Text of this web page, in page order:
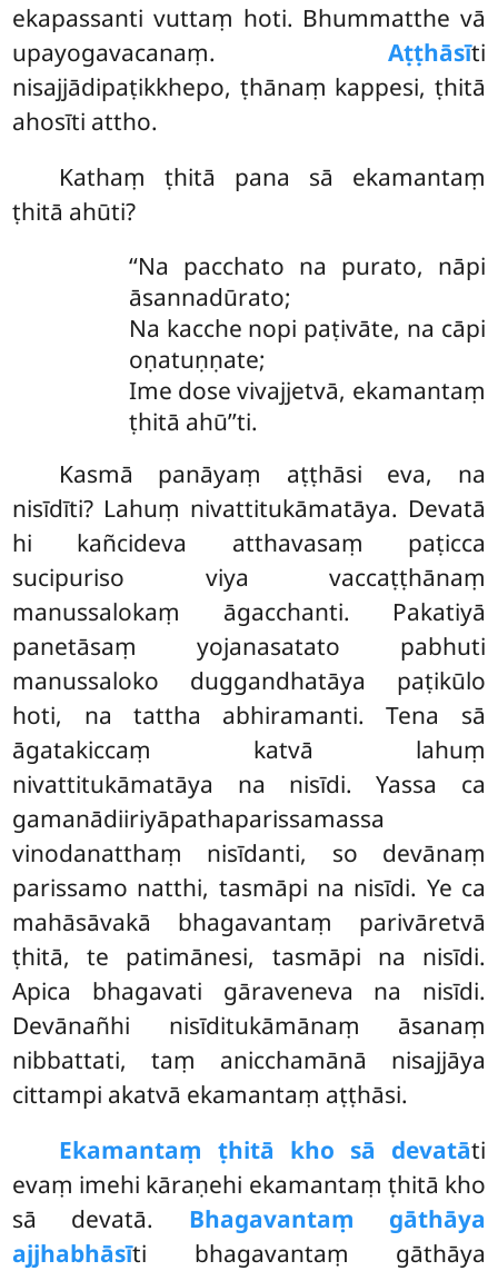
ekapassanti vuttaṃ hoti. Bhummatthe vā
upayogavacanaṃ. Aṭṭhāsīti
nisajjādipaṭikkhepo, ṭhānaṃ kappesi, ṭhitā
ahosīti attho.
Kathaṃ ṭhitā pana sā ekamantaṃ
ṭhitā ahūti?
‘‘Na pacchato na purato, nāpi
āsannadūrato;
Na kacche nopi paṭivāte, na cāpi
oṇatuṇṇate;
Ime dose vivajjetvā, ekamantaṃ
ṭhitā ahū’’ti.
Kasmā panāyaṃ aṭṭhāsi eva, na
nisīdīti? Lahuṃ nivattitukāmatāya. Devatā
hi kañcideva atthavasaṃ paṭicca
sucipuriso viya vaccaṭṭhānaṃ
manussalokaṃ āgacchanti. Pakatiyā
panetāsaṃ yojanasatato pabhuti
manussaloko duggandhatāya paṭikūlo
hoti, na tattha abhiramanti. Tena sā
āgatakiccaṃ katvā lahuṃ
nivattitukāmatāya na nisīdi. Yassa ca
gamanādiiriyāpathaparissamassa
vinodanatthaṃ nisīdanti, so devānaṃ
parissamo natthi, tasmāpi na nisīdi. Ye ca
mahāsāvakā bhagavantaṃ parivāretvā
ṭhitā, te patimānesi, tasmāpi na nisīdi.
Apica bhagavati gāraveneva na nisīdi.
Devānañhi nisīditukāmānaṃ āsanaṃ
nibbattati, taṃ anicchamānā nisajjāya
cittampi akatvā ekamantaṃ aṭṭhāsi.
Ekamantaṃ ṭhitā kho sā devatāti
evaṃ imehi kāraṇehi ekamantaṃ ṭhitā kho
sā devatā. Bhagavantaṃ gāthāya
ajjhabhāsīti bhagavantaṃ gāthāya